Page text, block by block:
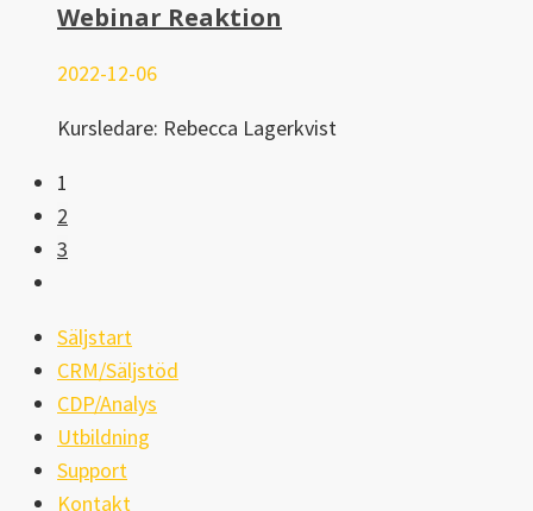
Webinar Reaktion
2022-12-06
Kursledare: Rebecca Lagerkvist
1
2
3
Säljstart
CRM/Säljstöd
CDP/Analys
Utbildning
Support
Kontakt